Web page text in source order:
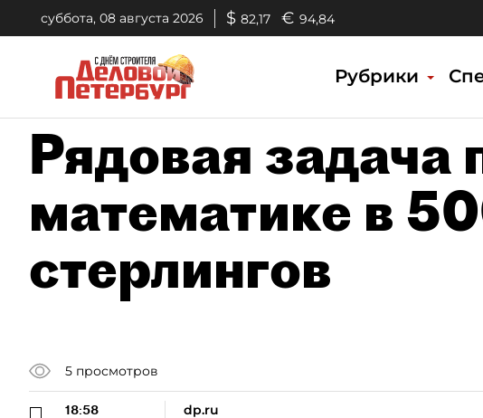
суббота, 08 августа 2026 $ 82,17 € 94,84
Рубрики
Рядовая задача
математике в
стерлингов
5 просмотров
18:58
dp.ru